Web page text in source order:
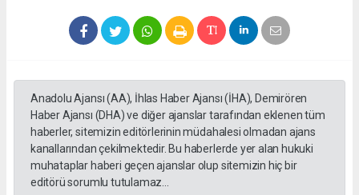
Anadolu Ajansı (AA), İhlas Haber Ajansı (İHA), Demirören
Haber Ajansı (DHA) ve diğer ajanslar tarafından eklenen tüm
haberler, sitemizin editörlerinin müdahalesi olmadan ajans
kanallarından çekilmektedir. Bu haberlerde yer alan hukuki
muhataplar haberi geçen ajanslar olup sitemizin hiç bir
editörü sorumlu tutulamaz...